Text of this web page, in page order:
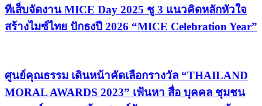
ทีเส็บจัดงาน MICE Day 2025 ชู 3 แนวคิดหลักหัวใจ
สร้างไมซ์ไทย ปักธงปี 2026 “MICE Celebration Year”
ศูนย์คุณธรรม เดินหน้าคัดเลือกรางวัล “THAILAND
MORAL AWARDS 2023” เฟ้นหา สื่อ บุคคล ชุมชน